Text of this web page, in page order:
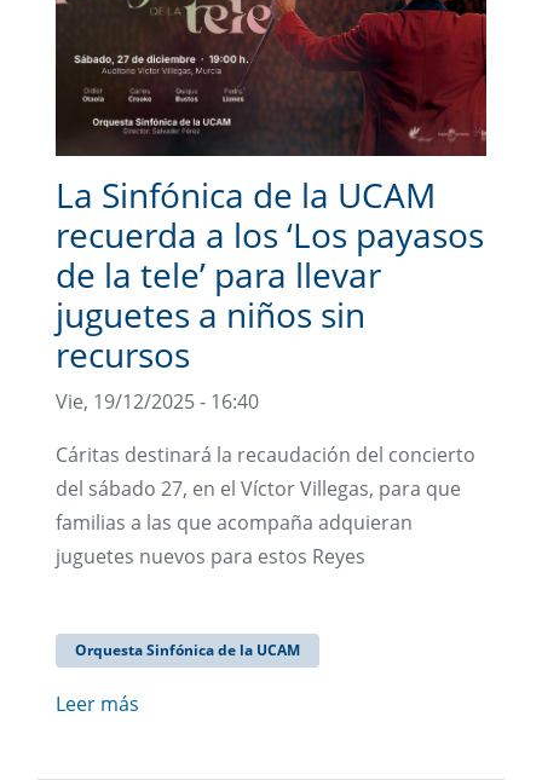
La Sinfónica de la UCAM
recuerda a los ‘Los payasos
de la tele’ para llevar
juguetes a niños sin
recursos
Vie, 19/12/2025 - 16:40
Cáritas destinará la recaudación del concierto
del sábado 27, en el Víctor Villegas, para que
familias a las que acompaña adquieran
juguetes nuevos para estos Reyes
Orquesta Sinfónica de la UCAM
Leer más